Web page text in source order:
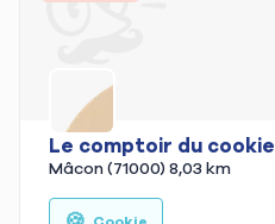
Le comptoir du cookie
Mâcon (71000) 8,03 km